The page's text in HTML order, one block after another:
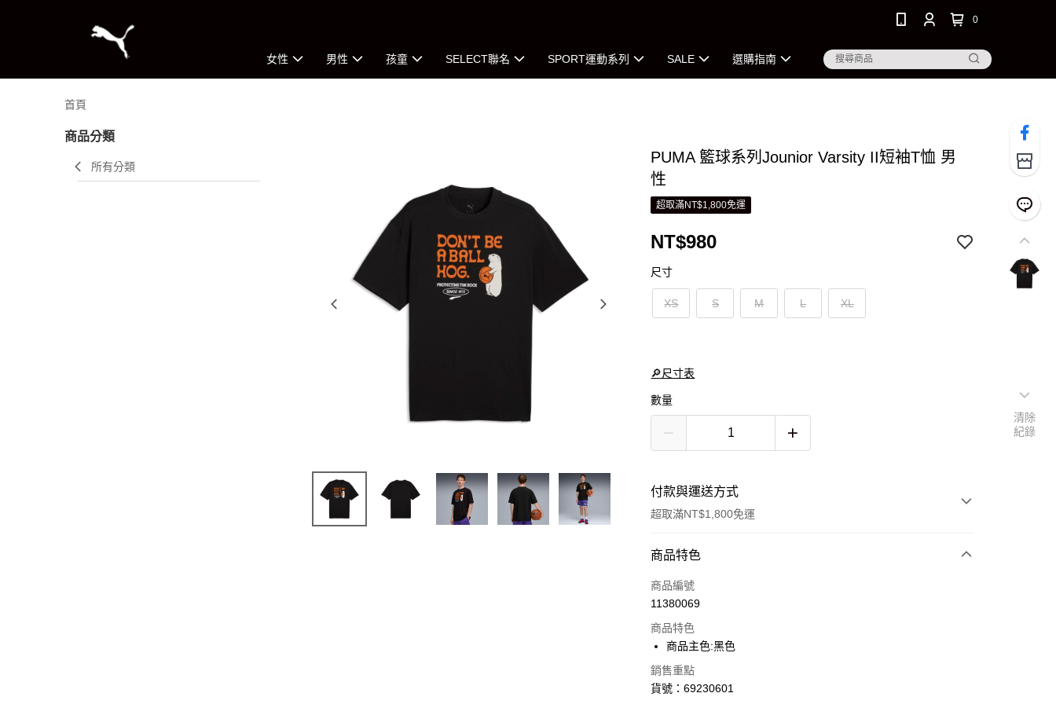
0
女性 男性 孩童 SELECT聯名 SPORT運動系列 SALE 選購指南
首頁
商品分類
所有分類
PUMA 籃球系列Jounior Varsity II短袖T恤 男
性
超取滿NT$1,800免運
NT$980
尺寸
XS S M L XL
🔎尺寸表
數量
付款與運送方式
超取滿NT$1,800免運
付款方式
信用卡一次付款
Apple Pay
街口支付
商品特色
商品編號
11380069
商品特色
商品主色:黑色
銷售重點
貨號：69230601
清除
紀錄